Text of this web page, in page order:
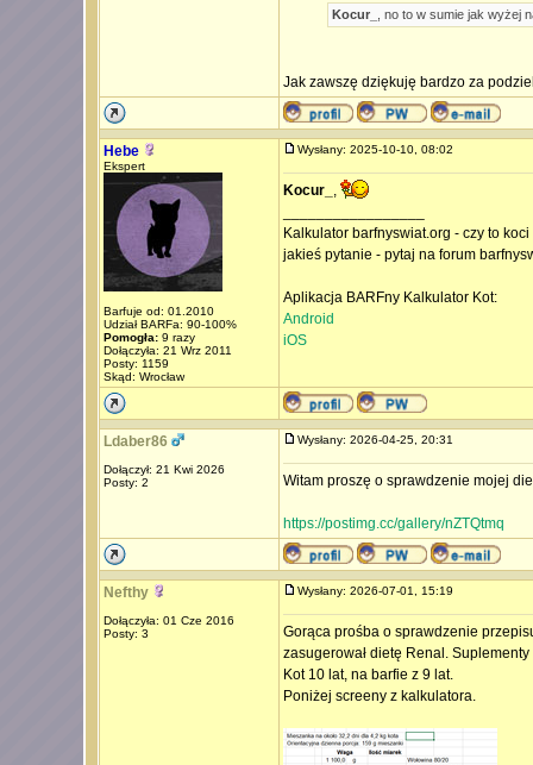
Kocur_
, no to w sumie jak wyżej
Jak zawszę dziękuję bardzo za
Hebe
Ekspert
Barfuje od: 01.2010
Udział BARFa: 90-100%
Pomogła:9 razy
Dołączyła: 21 Wrz 2011
Posty: 1159
Skąd: Wrocław
Wysłany: 2025-10-10, 08:02
Kocur_ ,
Kalkulator barfnyswiat.org - czy to
jakieś pytanie - pytaj na forum
Aplikacja BARFny Kalkulator Kot:
Android
iOS
Ldaber86
Dołączył: 21 Kwi 2026
Posty: 2
Wysłany: 2026-04-25, 20:31
Witam proszę o sprawdzenie mojej
https://postimg.cc/gallery/nZTQtmq
Nefthy
Dołączyła: 01 Cze 2016
Posty: 3
Wysłany: 2026-07-01, 15:19
Gorąca prośba o sprawdzenie
zasugerował dietę Renal.
Kot 10 lat, na barfie z 9 lat.
Poniżej screeny z kalkulatora.